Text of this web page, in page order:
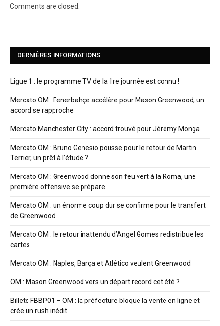
Comments are closed.
DERNIÈRES INFORMATIONS
Ligue 1 : le programme TV de la 1re journée est connu !
Mercato OM : Fenerbahçe accélère pour Mason Greenwood, un
accord se rapproche
Mercato Manchester City : accord trouvé pour Jérémy Monga
Mercato OM : Bruno Genesio pousse pour le retour de Martin
Terrier, un prêt à l’étude ?
Mercato OM : Greenwood donne son feu vert à la Roma, une
première offensive se prépare
Mercato OM : un énorme coup dur se confirme pour le transfert
de Greenwood
Mercato OM : le retour inattendu d’Angel Gomes redistribue les
cartes
Mercato OM : Naples, Barça et Atlético veulent Greenwood
OM : Mason Greenwood vers un départ record cet été ?
Billets FBBP01 – OM : la préfecture bloque la vente en ligne et
crée un rush inédit